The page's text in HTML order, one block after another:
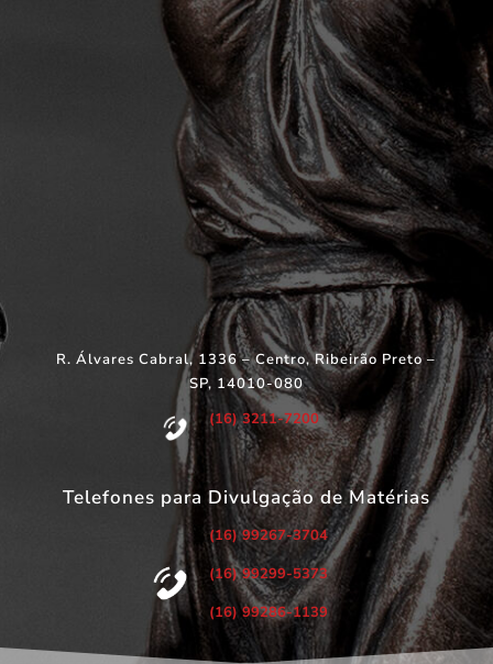
R. Álvares Cabral, 1336 – Centro, Ribeirão Preto –
SP, 14010-080
(16) 3211-7200
Telefones para Divulgação de Matérias
(16) 99267-3704
(16) 99299-5373
(16) 99286-1139